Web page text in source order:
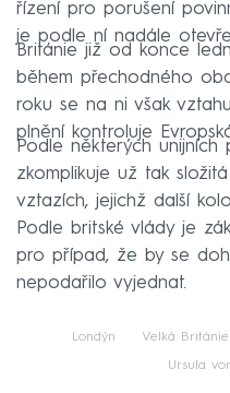
řízení pro porušení
je podle ní nadále
Británie již od konce
během přechodného
roku se na ni však
plnění kontroluje
Podle některých unijních
zkomplikuje už tak
vztazích, jejichž další
Podle britské vlády je
pro případ, že by se
nepodařilo vyjednat.
Londýn Velká Británie
Ursula